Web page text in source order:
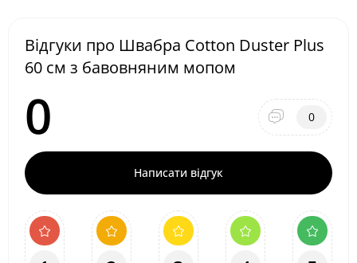
Відгуки про Швабра Cotton Duster Plus
60 см з бавовняним мопом
0 0
Написати відгук